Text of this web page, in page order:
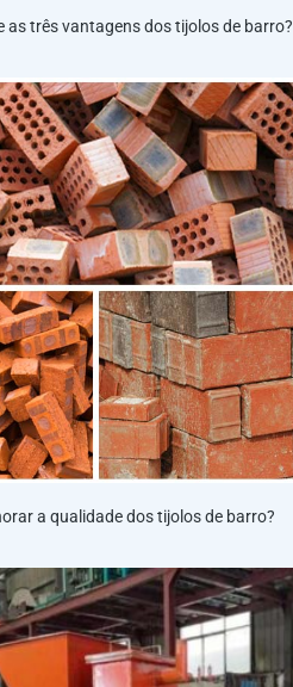
as três vantagens dos tijolos de barro?
a qualidade dos tijolos de barro?